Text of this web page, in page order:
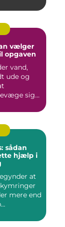
opgaven
vand,
og
sig
sådan
hjælp i
at
mere end